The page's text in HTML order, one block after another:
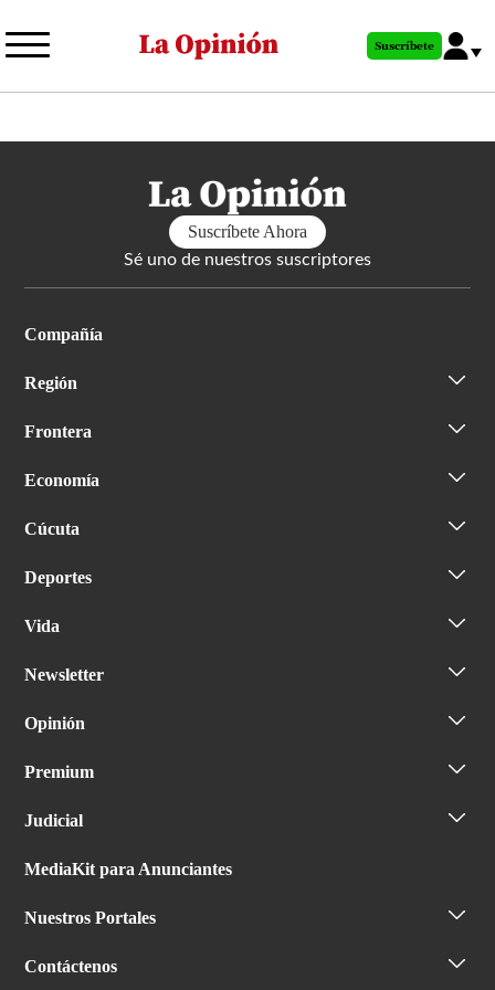
al
principal
Suscríbete
Suscríbete Ahora
Sé uno de nuestros suscriptores
Compañía
Región
Frontera
Economía
Cúcuta
Deportes
Vida
Newsletter
Opinión
Premium
Judicial
MediaKit para Anunciantes
Nuestros Portales
Contáctenos